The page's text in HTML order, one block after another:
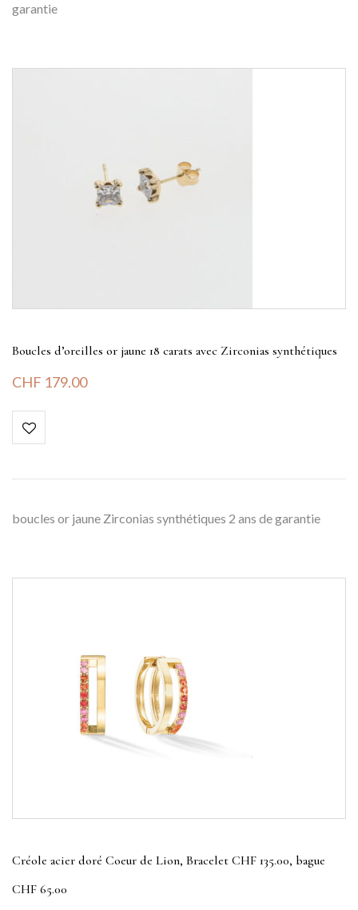
garantie
Boucles d’oreilles or jaune 18 carats avec Zirconias synthétiques
CHF 179.00
boucles or jaune Zirconias synthétiques 2 ans de garantie
Créole acier doré Coeur de Lion, Bracelet CHF 135.00, bague
CHF 65.00